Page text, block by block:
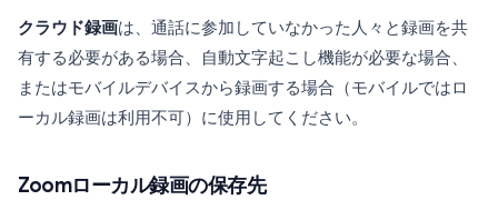
クラウド録画は、通話に参加していなかった人々と録画を共
有する必要がある場合、自動文字起こし機能が必要な場合、
またはモバイルデバイスから録画する場合（モバイルではロ
ーカル録画は利用不可）に使用してください。
Zoomローカル録画の保存先